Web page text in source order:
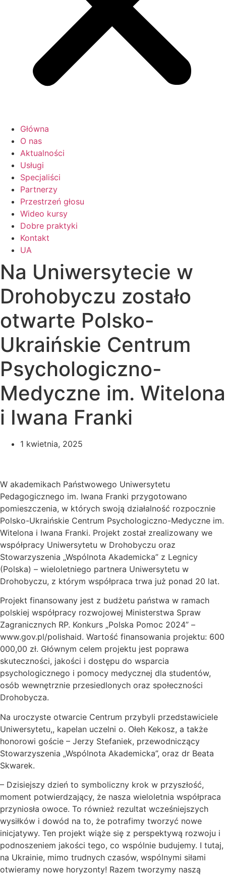
Główna
O nas
Aktualności
Usługi
Specjaliści
Partnerzy
Przestrzeń głosu
Wideo kursy
Dobre praktyki
Kontakt
UA
Na Uniwersytecie w
Drohobyczu zostało
otwarte Polsko-
Ukraińskie Centrum
Psychologiczno-
Medyczne im. Witelona
i Iwana Franki
1 kwietnia, 2025
W akademikach Państwowego Uniwersytetu
Pedagogicznego im. Iwana Franki przygotowano
pomieszczenia, w których swoją działalność rozpocznie
Polsko-Ukraińskie Centrum Psychologiczno-Medyczne im.
Witelona i Iwana Franki. Projekt został zrealizowany we
współpracy Uniwersytetu w Drohobyczu oraz
Stowarzyszenia „Wspólnota Akademicka” z Legnicy
(Polska) – wieloletniego partnera Uniwersytetu w
Drohobyczu, z którym współpraca trwa już ponad 20 lat.
Projekt finansowany jest z budżetu państwa w ramach
polskiej współpracy rozwojowej Ministerstwa Spraw
Zagranicznych RP. Konkurs „Polska Pomoc 2024” –
www.gov.pl/polishaid. Wartość finansowania projektu: 600
000,00 zł. Głównym celem projektu jest poprawa
skuteczności, jakości i dostępu do wsparcia
psychologicznego i pomocy medycznej dla studentów,
osób wewnętrznie przesiedlonych oraz społeczności
Drohobycza.
Na uroczyste otwarcie Centrum przybyli przedstawiciele
Uniwersytetu,, kapelan uczelni o. Ołeh Kekosz, a także
honorowi goście – Jerzy Stefaniek, przewodniczący
Stowarzyszenia „Wspólnota Akademicka”, oraz dr Beata
Skwarek.
– Dzisiejszy dzień to symboliczny krok w przyszłość,
moment potwierdzający, że nasza wieloletnia współpraca
przyniosła owoce. To również rezultat wcześniejszych
wysiłków i dowód na to, że potrafimy tworzyć nowe
inicjatywy. Ten projekt wiąże się z perspektywą rozwoju i
podnoszeniem jakości tego, co wspólnie budujemy. I tutaj,
na Ukrainie, mimo trudnych czasów, wspólnymi siłami
otwieramy nowe horyzonty! Razem tworzymy naszą